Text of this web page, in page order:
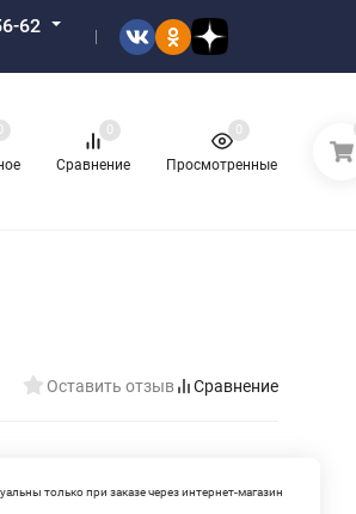
62
0
Сравнение
0
Просмотренные
0
Оставить отзыв Сравнение
только при заказе через интернет-магазин